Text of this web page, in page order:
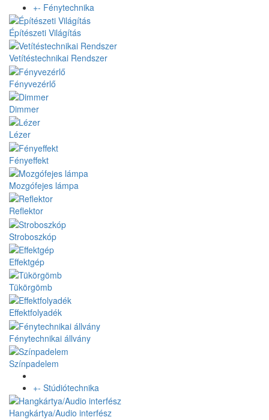
+- Fénytechnika
Építészeti Világítás
Vetítéstechnikai Rendszer
Fényvezérlő
Dimmer
Lézer
Fényeffekt
Mozgófejes lámpa
Reflektor
Stroboszkóp
Effektgép
Tükörgömb
Effektfolyadék
Fénytechnikai állvány
Színpadelem
+- Stúdiótechnika
Hangkártya/Audio interfész